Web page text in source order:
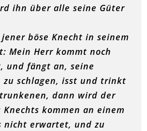
ihn über alle seine Güter
böse Knecht in seinem
Mein Herr kommt noch
und fängt an, seine
zu schlagen, isst und trinkt
dann wird der
Knechts kommen an einem
nicht erwartet, und zu